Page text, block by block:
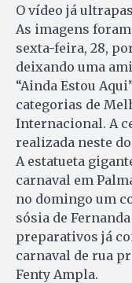
O vídeo já
As imagens
sexta-feira, 28,
deixando uma
“Ainda Estou
categorias de
Internacional. A
realizada neste
A estatueta
carnaval em
no domingo um
sósia de
preparativos já
carnaval de rua
Fenty Ampla.